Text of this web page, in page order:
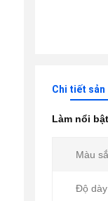
Chi tiết sản
Làm nổi
Màu
Độ